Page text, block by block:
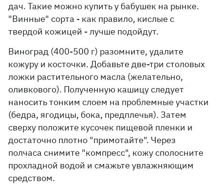
дач. Такие можно купить у бабушек на рынке.
"Винные" сорта - как правило, кислые с
твердой кожицей - лучше подойдут.
Виноград (400-500 г) разомните, удалите
кожуру и косточки. Добавьте две-три столовых
ложки растительного масла (желательно,
оливкового). Полученную кашицу следует
наносить тонким слоем на проблемные участки
(бедра, ягодицы, бока, предплечья). Затем
сверху положите кусочек пищевой пленки и
достаточно плотно "примотайте". Через
полчаса снимите "компресс", кожу сполосните
прохладной водой и смажьте увлажняющим
средством.